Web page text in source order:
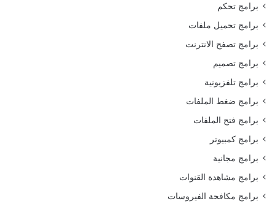
برامج تحكم
برامج تحميل ملفات
برامج تصفح الانترنت
برامج تصميم
برامج تلفزيونية
برامج ضغط الملفات
برامج فتح الملفات
برامج كمبيوتر
برامج مجانية
برامج مشاهدة القنوات
برامج مكافحة الفيروسات